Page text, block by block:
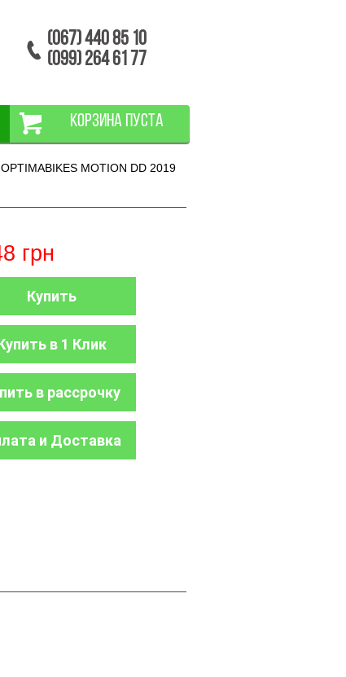
(067) 440 85 10
(099) 264 61 77
КОРЗИНА ПУСТА
MOTION DD 2019
грн
Купить
в 1 Клик
в рассрочку
и Доставка